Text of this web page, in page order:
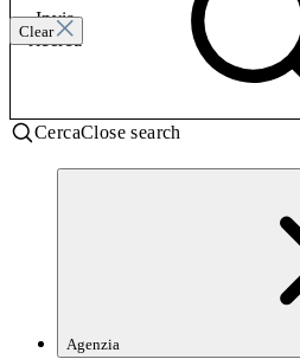
Clear
Invia
ricerca
CercaClose search
Agenzia